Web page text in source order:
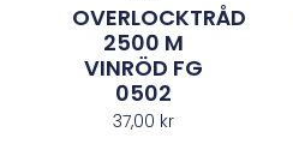
OVERLOCKTRÅD
2500 M
VINRÖD FG
0502
37,00 kr